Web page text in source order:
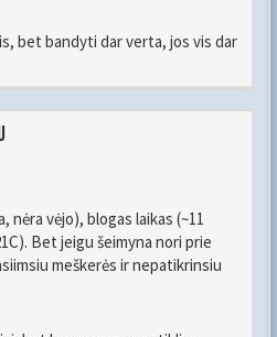
bet bandyti dar verta, jos vis dar
nėra vėjo), blogas laikas (~11
Bet jeigu šeimyna nori prie
meškerės ir nepatikrinsiu